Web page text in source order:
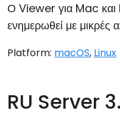
Ο Viewer για Mac και
ενημερωθεί με μικρές
Platform: macOS, Linux
RU Server